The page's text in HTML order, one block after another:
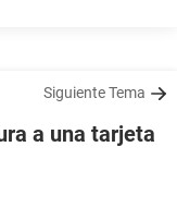
Siguiente Tema
a una tarjeta